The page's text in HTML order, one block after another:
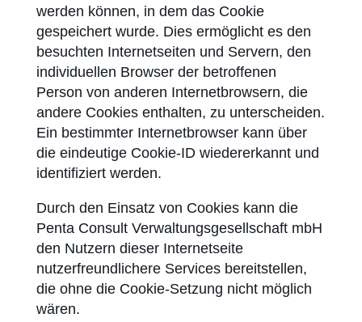
werden können, in dem das Cookie
gespeichert wurde. Dies ermöglicht es den
besuchten Internetseiten und Servern, den
individuellen Browser der betroffenen
Person von anderen Internet­browsern, die
andere Cookies enthalten, zu unterscheiden.
Ein bestimmter Internetbrowser kann über
die eindeutige Cookie-ID wiedererkannt und
identifiziert werden.
Durch den Einsatz von Cookies kann die
Penta Consult Verwaltungsgesellschaft mbH
den Nutzern dieser Internetseite
nutzerfreundlichere Services bereitstellen,
die ohne die Cookie-Setzung nicht möglich
wären.